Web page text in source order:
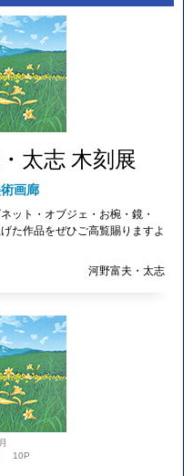
太志 木刻展
画廊
ット・オブジェ・お椀・鏡・
た作品をぜひご高覧賜りますよ
河野富夫・太志
10P